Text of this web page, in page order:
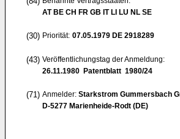
AT BE CH FR GB IT LI LU NL SE
(30) Priorität: 07.05.1979 DE 2918289
(43) Veröffentlichungstag der Anmeldung:
26.11.1980 Patentblatt 1980/24
(71) Anmelder: Starkstrom Gummersbach
D-5277 Marienheide-Rodt (DE)